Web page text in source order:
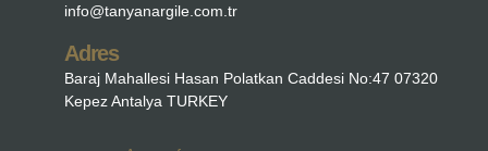
info@tanyanargile.com.tr
Adres
Baraj Mahallesi Hasan Polatkan Caddesi No:47 07320
Kepez Antalya TURKEY